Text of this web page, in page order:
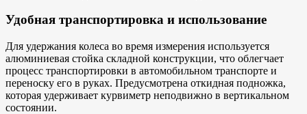
Удобная транспортировка и использование
Для удержания колеса во время измерения используется
алюминиевая стойка складной конструкции, что облегчает
процесс транспортировки в автомобильном транспорте и
переноску его в руках. Предусмотрена откидная подножка,
которая удерживает курвиметр неподвижно в вертикальном
состоянии.